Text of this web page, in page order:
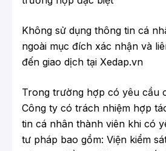
Không sử dụng thông tin cá
ngoài mục đích xác nhận và
đến giao dịch tại Xedap.vn
Trong trường hợp có yêu cầu
Công ty có trách nhiệm hợp
tin cá nhân thành viên khi có
tư pháp bao gồm: Viện kiểm